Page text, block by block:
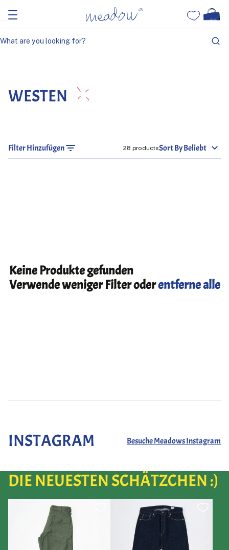
WESTEN
Filter Hinzufügen 28 productsSort By Beliebt
Keine Produkte gefunden
Verwende weniger Filter oderentferne alle
INSTAGRAM Besuche Meadows Instagram
DIE NEUESTEN SCHÄTZCHEN :)